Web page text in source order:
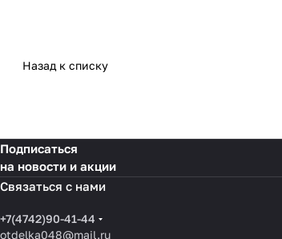
Назад к списку
Подписаться
на новости и акции
Связаться с нами
+7(4742)90-41-44
otdelka048@mail.ru